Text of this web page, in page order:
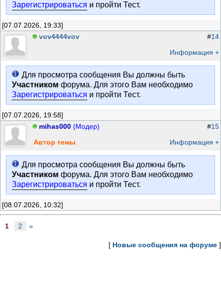
Зарегистрироваться и пройти Тест.
[07.07.2026, 19:33]
vov4444vov
#14
Информация +
Для просмотра сообщения Вы должны быть
Участником форума. Для этого Вам необходимо
Зарегистрироваться и пройти Тест.
[07.07.2026, 19:58]
mihas000 (Модер)
Автор темы
#15
Информация +
Для просмотра сообщения Вы должны быть
Участником форума. Для этого Вам необходимо
Зарегистрироваться и пройти Тест.
[08.07.2026, 10:32]
1 2 »
[ Новые сообщения на форуме ]